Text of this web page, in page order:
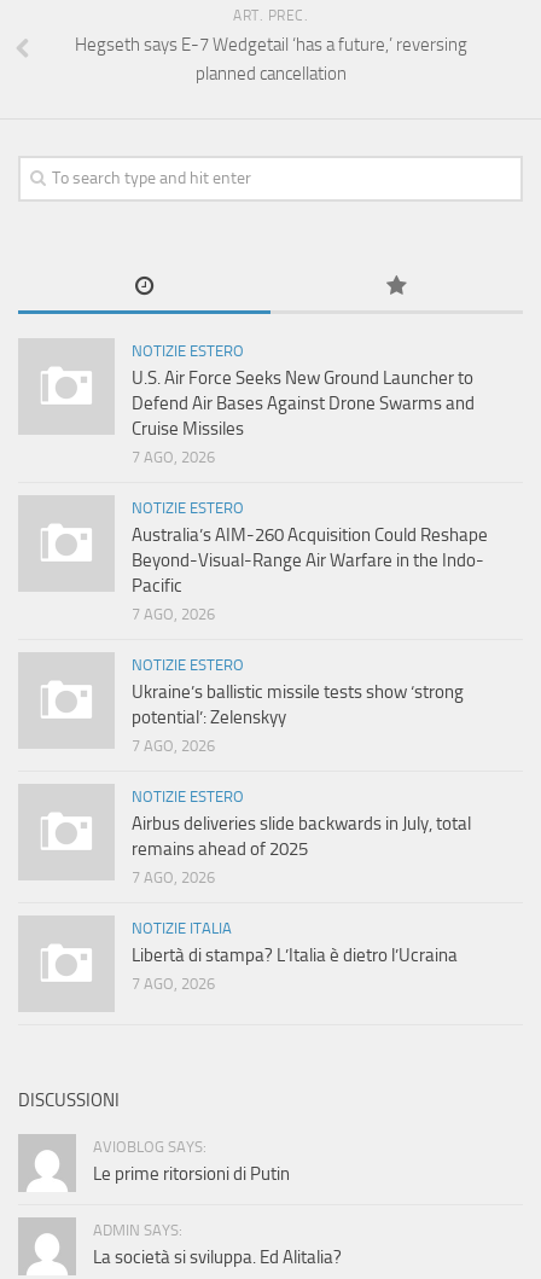
ART. PREC.
Hegseth says E-7 Wedgetail ‘has a future,’ reversing
planned cancellation
NOTIZIE ESTERO
U.S. Air Force Seeks New Ground Launcher to
Defend Air Bases Against Drone Swarms and
Cruise Missiles
7 AGO, 2026
NOTIZIE ESTERO
Australia’s AIM-260 Acquisition Could Reshape
Beyond-Visual-Range Air Warfare in the Indo-
Pacific
7 AGO, 2026
NOTIZIE ESTERO
Ukraine’s ballistic missile tests show ‘strong
potential’: Zelenskyy
7 AGO, 2026
NOTIZIE ESTERO
Airbus deliveries slide backwards in July, total
remains ahead of 2025
7 AGO, 2026
NOTIZIE ITALIA
Libertà di stampa? L’Italia è dietro l’Ucraina
7 AGO, 2026
DISCUSSIONI
AVIOBLOG SAYS:
Le prime ritorsioni di Putin
ADMIN SAYS:
La società si sviluppa. Ed Alitalia?